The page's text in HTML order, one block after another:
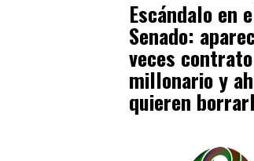
Escándalo en
Senado:
veces contrato
millonario y
quieren